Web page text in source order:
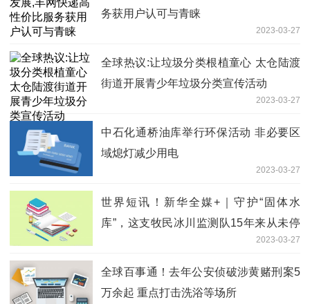
务获用户认可与青睐
2023-03-27
全球热议:让垃圾分类根植童心 ​太仓陆渡
街道开展青少年垃圾分类宣传活动
2023-03-27
中石化通桥油库举行环保活动 非必要区
域熄灯减少用电
2023-03-27
世界短讯！新华全媒+｜守护“固体水
库”，这支牧民冰川监测队15年来从未停
2023-03-27
全球百事通！去年公安侦破涉黄赌刑案5
万余起 重点打击洗浴等场所